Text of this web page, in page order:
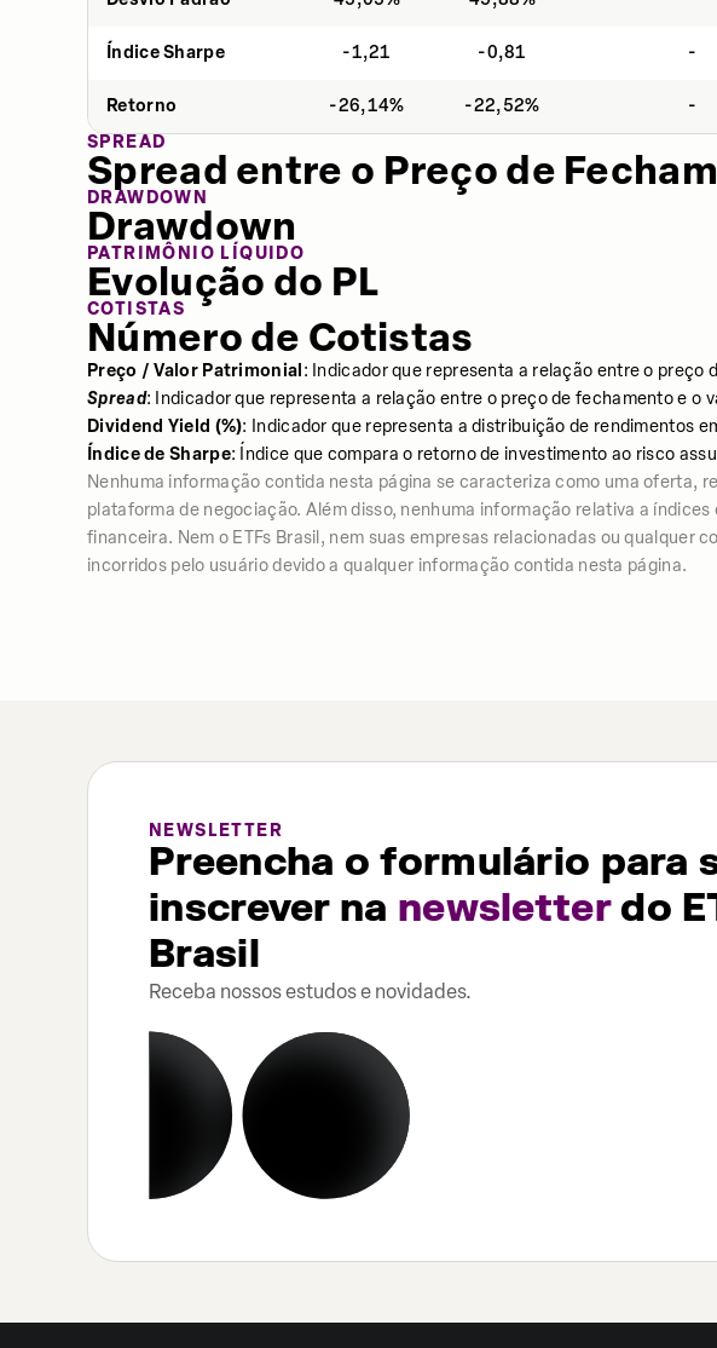
Índice Sharpe -1,21 -0,81 -
Retorno -26,14% -22,52% -
SPREAD
Spread entre o Preço de
DRAWDOWN
Drawdown
PATRIMÔNIO LÍQUIDO
Evolução do PL
COTISTAS
Número de Cotistas
Preço / Valor Patrimonial : Indicador que representa a relação entre o preço
Spread: Indicador que representa a relação entre o preço de fechamento e o
Dividend Yield (%): Indicador que representa a distribuição de rendimentos
Índice de Sharpe: Índice que compara o retorno de investimento ao risco
Nenhuma informação contida nesta página se caracteriza como uma oferta,
plataforma de negociação. Além disso, nenhuma informação relativa a
financeira. Nem o ETFs Brasil, nem suas empresas relacionadas ou qualquer
incorridos pelo usuário devido a qualquer informação contida nesta página.
NEWSLETTER
Preencha o formulário para
inscrever na newsletterdo
Brasil
Receba nossos estudos e novidades.